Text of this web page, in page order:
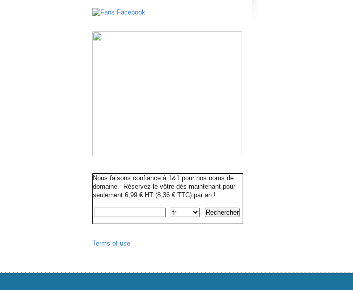
Nous faisons confiance à 1&1 pour nos noms de
domaine - Réservez le vôtre dès maintenant pour
seulement 6,99 € HT (8,36 € TTC) par an !
Terms of use